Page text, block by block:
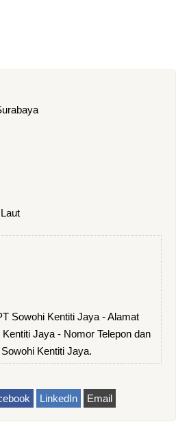
Sowohi Kentiti Jaya - Alamat
Jaya - Nomor Telepon dan
Kentiti Jaya.
LinkedIn Email